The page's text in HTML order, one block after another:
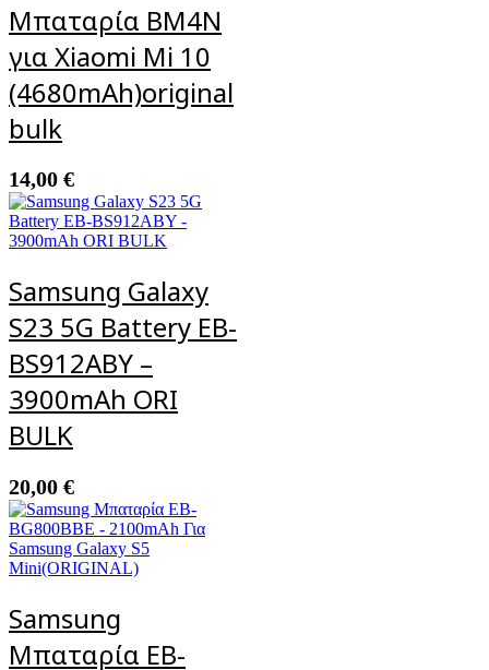
Μπαταρία BM4N
για Xiaomi Mi 10
(4680mAh)original
bulk
14,00 €
Samsung Galaxy
S23 5G Battery EB-
BS912ABY –
3900mAh ORI
BULK
20,00 €
Samsung
Μπαταρία EB-